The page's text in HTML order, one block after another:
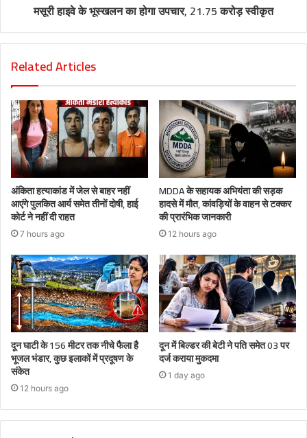
मसूरी हाइवे के भूस्खलन का होगा उपचार, 21.75 करोड़ स्वीकृत
Related Articles
अंकिता हत्याकांड में जेल से बाहर नहीं
आएंगे पुलकित आर्य समेत तीनों दोषी, हाई
कोर्ट ने नहीं दी राहत
7 hours ago
MDDA के सहायक अभियंता की सड़क
हादसे में मौत, कांवड़ियों के वाहन से टक्कर
की प्रारंभिक जानकारी
12 hours ago
दून घाटी के 156 मीटर तक नीचे फैला है
भूजल भंडार, कुछ इलाकों में प्रदूषण के
संकेत
12 hours ago
दून में बिल्डर की बेटी ने पति समेत 03 पर
दर्ज कराया मुकदमा
1 day ago